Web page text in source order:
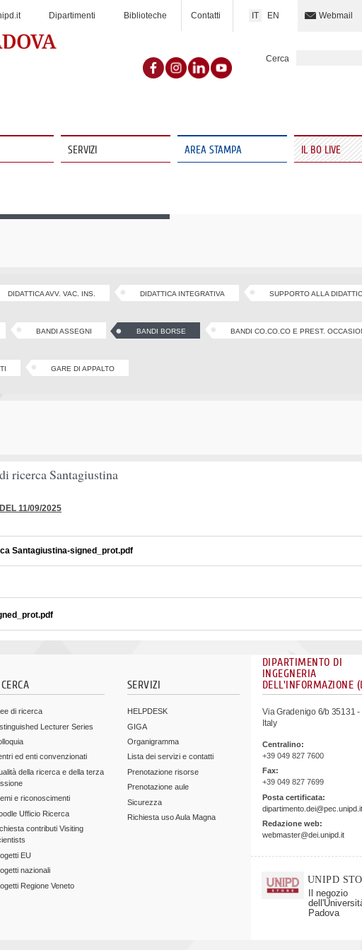
Webmail
IT EN
Dipartimenti Biblioteche Contatti
Cerca
SERVIZI AREA STAMPA IL BO LIVE
DIDATTICA AVV. VAC. INS. DIDATTICA INTEGRATIVA SUPPORTO ALLA
BANDI ASSEGNI BANDI BORSE BANDI CO.CO.CO E PREST.
GARE DI APPALTO
ricerca Santagiustina
11/09/2025
Santagiustina-signed_prot.pdf
di ricerca
Lecturer Series
ed enti convenzionati
della ricerca e della terza
e riconoscimenti
Ufficio Ricerca
contributi Visiting
EU
nazionali
Regione Veneto
SERVIZI
HELPDESK
GIGA
Organigramma
Lista dei servizi e contatti
Prenotazione risorse
Prenotazione aule
Sicurezza
Richiesta uso Aula Magna
DIPARTIMENTO DI
INGEGNERIA
DELL'INFORMAZIONE
Via Gradenigo 6/b 35131
Italy
Centralino:
+39 049 827 7600
Fax:
+39 049 827 7699
Posta certificata:
dipartimento.dei@pec.unipd.it
Redazione web:
webmaster@dei.unipd.it
UNIPD
Il negozio
Padova